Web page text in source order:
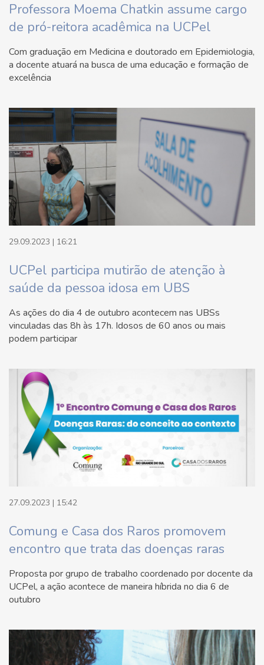
Professora Moema Chatkin assume cargo
de pró-reitora acadêmica na UCPel
Com graduação em Medicina e doutorado em Epidemiologia,
a docente atuará na busca de uma educação e formação de
excelência
29.09.2023 | 16:21
UCPel participa mutirão de atenção à
saúde da pessoa idosa em UBS
As ações do dia 4 de outubro acontecem nas UBSs
vinculadas das 8h às 17h. Idosos de 60 anos ou mais
podem participar
27.09.2023 | 15:42
Comung e Casa dos Raros promovem
encontro que trata das doenças raras
Proposta por grupo de trabalho coordenado por docente da
UCPel, a ação acontece de maneira híbrida no dia 6 de
outubro